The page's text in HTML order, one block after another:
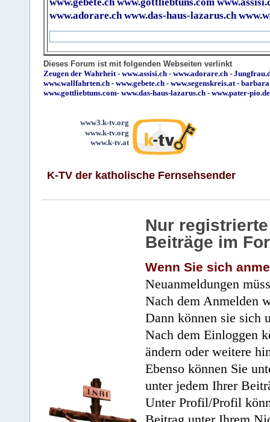
www.adorare.ch www.das-haus-lazarus.ch
Dieses Forum ist mit folgenden Webseiten verlinkt
Zeugen der Wahrheit- www.assisi.ch - www.adorare.ch -
www.wallfahrten.ch - www.gebete.ch - www.segenskreis.at-
www.gottliebtuns.com- www.das-haus-lazarus.ch - www.pater-pio.de
www3.k-tv.org
www.k-tv.org
www.k-tv.at
K-TV der katholische Fernsehsender
Nur
Beiträge im
Wenn Sie sich
Neuanmeldungen
Nach dem Anmelden
Dann können sie sich
Nach dem Einloggen
ändern oder weitere
Ebenso können Sie
unter jedem Ihrer
Unter Profil/Profil